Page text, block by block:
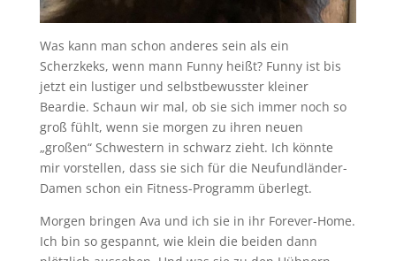
Was kann man schon anderes sein als ein
Scherzkeks, wenn mann Funny heißt? Funny ist bis
jetzt ein lustiger und selbstbewusster kleiner
Beardie. Schaun wir mal, ob sie sich immer noch so
groß fühlt, wenn sie morgen zu ihren neuen
„großen“ Schwestern in schwarz zieht. Ich könnte
mir vorstellen, dass sie sich für die Neufundländer-
Damen schon ein Fitness-Programm überlegt.
Morgen bringen Ava und ich sie in ihr Forever-Home.
Ich bin so gespannt, wie klein die beiden dann